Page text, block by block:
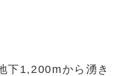
下1,200mから湧き